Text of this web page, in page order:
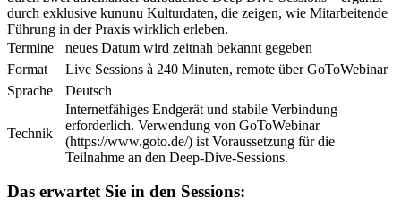
durch exklusive kununu Kulturdaten, die zeigen, wie Mitarbeitende
Führung in der Praxis wirklich erleben.
Termine
neues Datum wird zeitnah bekannt gegeben
Format
Live Sessions à 240 Minuten, remote über GoToWebinar
Sprache
Deutsch
Technik
Internetfähiges Endgerät und stabile Verbindung
erforderlich. Verwendung von GoToWebinar
(https://www.goto.de/) ist Voraussetzung für die
Teilnahme an den Deep-Dive-Sessions.
Das erwartet Sie in den Sessions: